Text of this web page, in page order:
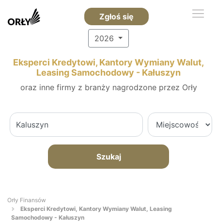
Zgłoś się
2026
Eksperci Kredytowi, Kantory Wymiany Walut,
Leasing Samochodowy - Kałuszyn
oraz inne firmy z branży nagrodzone przez Orły
Szukaj
Orły Finansów
Eksperci Kredytowi, Kantory Wymiany Walut, Leasing
Samochodowy - Kałuszyn